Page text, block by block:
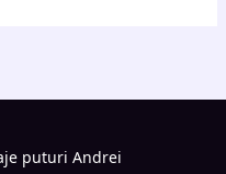
puturi Andrei